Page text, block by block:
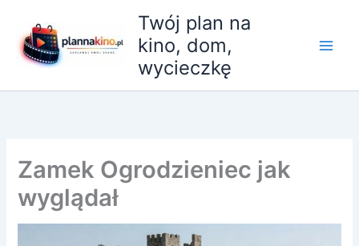
treści
Twój plan na
kino, dom,
wycieczkę
Zamek Ogrodzieniec jak
wyglądał